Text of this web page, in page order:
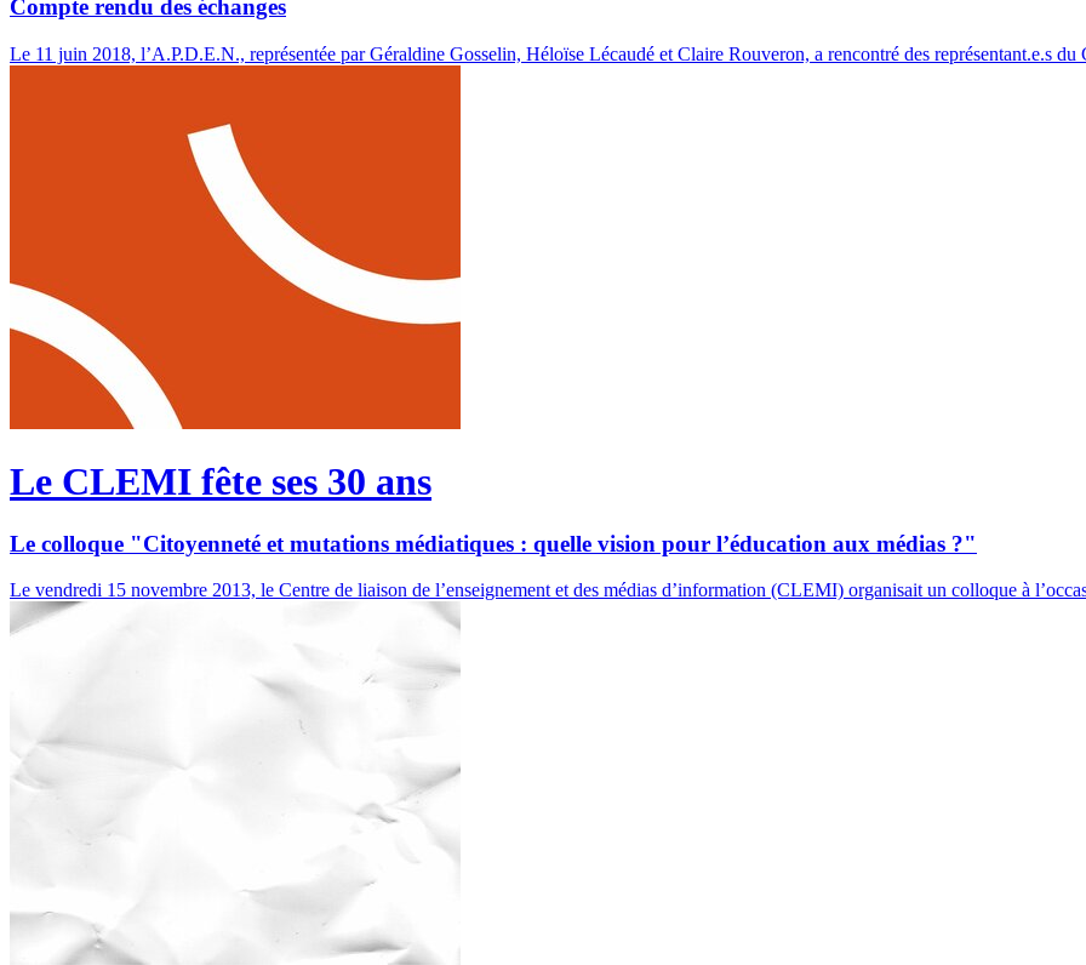
Compte rendu des échanges
Le 11 juin 2018, l’A.P.D.E.N., représentée par Géraldine Gosselin, Héloïse Lécaudé et Claire Rouveron, a rencontré des représentant.e.s
Le CLEMI fête ses 30 ans
Le colloque "Citoyenneté et mutations médiatiques : quelle vision pour l’éducation aux médias ?"
Le vendredi 15 novembre 2013, le Centre de liaison de l’enseignement et des médias d’information (CLEMI) organisait un colloque à